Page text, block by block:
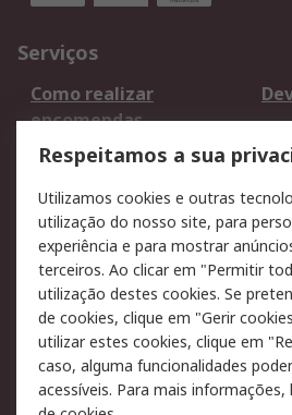
Serviços
Como realizar
encomendas
Formas de entrega
Pagamento e
faturação
Legal
Aviso legal
Política de privacidade
- Atualizada
Respeitamos a sua
Utilizamos cookies e outras
utilização do nosso site, para
experiência e para mostrar
terceiros. Ao clicar em "Permitir
utilização destes cookies. Se
de cookies, clique em "Gerir
utilizar estes cookies, clique em
caso, alguma funcionalidades
acessíveis. Para mais informações,